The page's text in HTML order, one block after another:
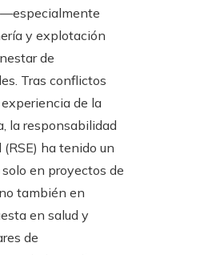
y explotación
de
Tras conflictos
de la
la responsabilidad
ha tenido un
en proyectos de
también en
en salud y
de